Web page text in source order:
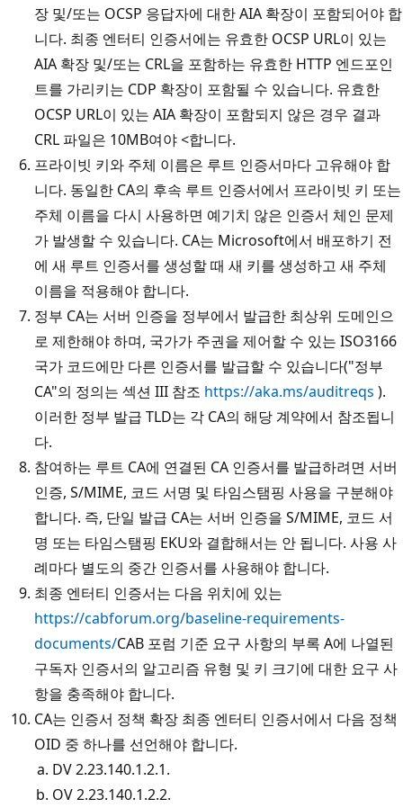
장 및/또는 OCSP 응답자에 대한 AIA 확장이 포함되어야 합
니다. 최종 엔터티 인증서에는 유효한 OCSP URL이 있는
AIA 확장 및/또는 CRL을 포함하는 유효한 HTTP 엔드포인
트를 가리키는 CDP 확장이 포함될 수 있습니다. 유효한
OCSP URL이 있는 AIA 확장이 포함되지 않은 경우 결과
CRL 파일은 10MB여야 <합니다.
프라이빗 키와 주체 이름은 루트 인증서마다 고유해야 합
니다. 동일한 CA의 후속 루트 인증서에서 프라이빗 키 또는
주체 이름을 다시 사용하면 예기치 않은 인증서 체인 문제
가 발생할 수 있습니다. CA는 Microsoft에서 배포하기 전
에 새 루트 인증서를 생성할 때 새 키를 생성하고 새 주체
이름을 적용해야 합니다.
정부 CA는 서버 인증을 정부에서 발급한 최상위 도메인으
로 제한해야 하며, 국가가 주권을 제어할 수 있는 ISO3166
국가 코드에만 다른 인증서를 발급할 수 있습니다("정부
CA"의 정의는 섹션 III 참조 https://aka.ms/auditreqs ).
이러한 정부 발급 TLD는 각 CA의 해당 계약에서 참조됩니
다.
참여하는 루트 CA에 연결된 CA 인증서를 발급하려면 서버
인증, S/MIME, 코드 서명 및 타임스탬핑 사용을 구분해야
합니다. 즉, 단일 발급 CA는 서버 인증을 S/MIME, 코드 서
명 또는 타임스탬핑 EKU와 결합해서는 안 됩니다. 사용 사
례마다 별도의 중간 인증서를 사용해야 합니다.
최종 엔터티 인증서는 다음 위치에 있는
https://cabforum.org/baseline-requirements-
documents/CAB 포럼 기준 요구 사항의 부록 A에 나열된
구독자 인증서의 알고리즘 유형 및 키 크기에 대한 요구 사
항을 충족해야 합니다.
CA는 인증서 정책 확장 최종 엔터티 인증서에서 다음 정책
OID 중 하나를 선언해야 합니다.
DV 2.23.140.1.2.1.
OV 2.23.140.1.2.2.